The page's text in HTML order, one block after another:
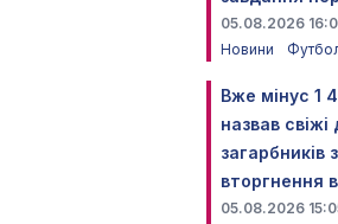
05.08.2026
Новини
Вже мінус 1
назвав свіжі
загарбників
вторгнення
05.08.2026